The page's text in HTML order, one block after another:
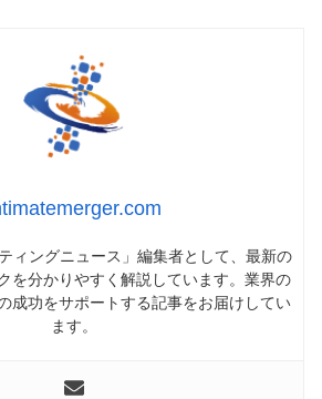
ィングニュース」編集者として、最新の
を分かりやすく解説しています。業界の
成功をサポートする記事をお届けしてい
ます。